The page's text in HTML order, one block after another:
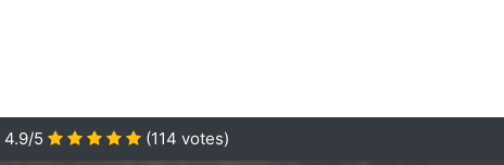
4.9/5 (114 votes)